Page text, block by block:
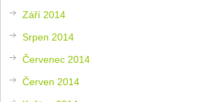
Září 2014
Srpen 2014
Červenec 2014
Červen 2014